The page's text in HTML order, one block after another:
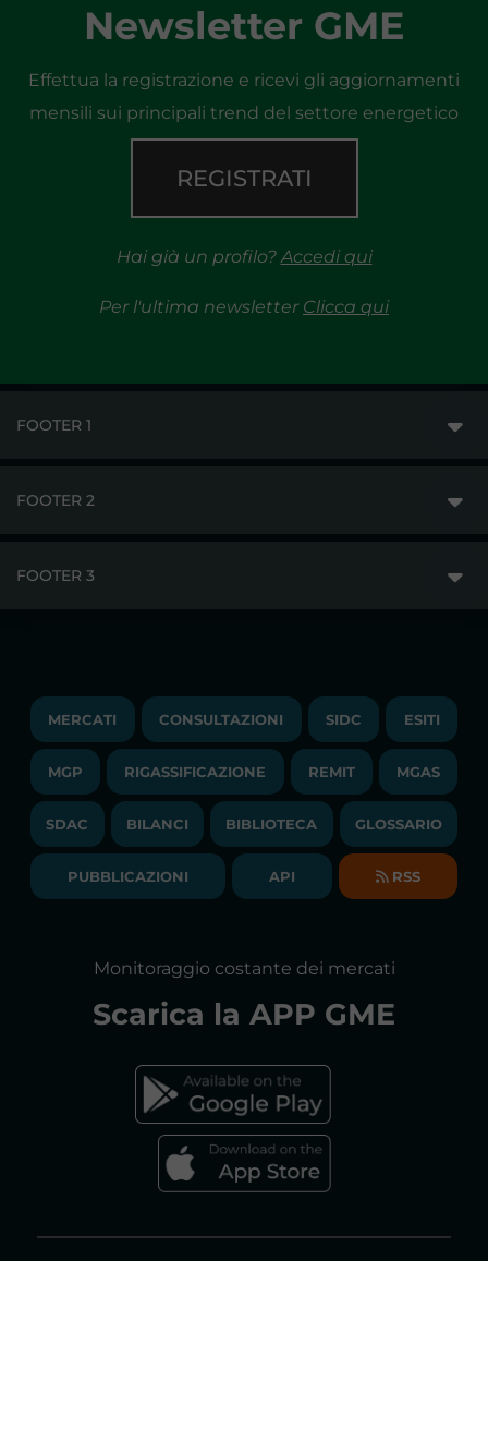
Newsletter GME
Effettua la registrazione e ricevi gli aggiornamenti
mensili sui principali trend del settore energetico
REGISTRATI
Hai già un profilo? Accedi qui
Per l'ultima newsletter Clicca qui
FOOTER 1
PUBBLICAZIONI
COMUNICATI/NEWS
NEWSLETTER
BILANCI DI ESERCIZIO
RELAZIONI ANNUALI
FOOTER 2
LAVORA CON NOI
CONTATTI
BANDI DI GARA E CONTRATTI
SOCIETA' TRASPARENTE
FOOTER 3
TRAYPORT M. ELETTRICO
LIQUIDITY PROVIDERS
BIBLIOTECA
GLOSSARIO
DICHIARAZIONE DI ACCESSIBILITÀ
FAQs MERCATO ELETTRICO
MERCATI CONSULTAZIONI SIDC ESITI
MGP RIGASSIFICAZIONE REMIT MGAS
SDAC BILANCI BIBLIOTECA GLOSSARIO
PUBBLICAZIONI API RSS
Monitoraggio costante dei mercati
Scarica la APP GME